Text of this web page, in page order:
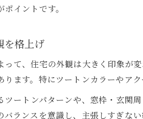
イントです。
を格上げ
て、住宅の外観は大きく印象が
ます。特にツートンカラーやア
ツートンパターンや、窓枠・玄関
バランスを意識し、主張しすぎな